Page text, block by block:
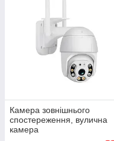
Камера зовнішнього
спостереження, вулична
камера